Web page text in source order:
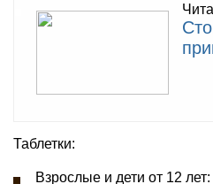
Таблетки:
Взрослые и дети от 12